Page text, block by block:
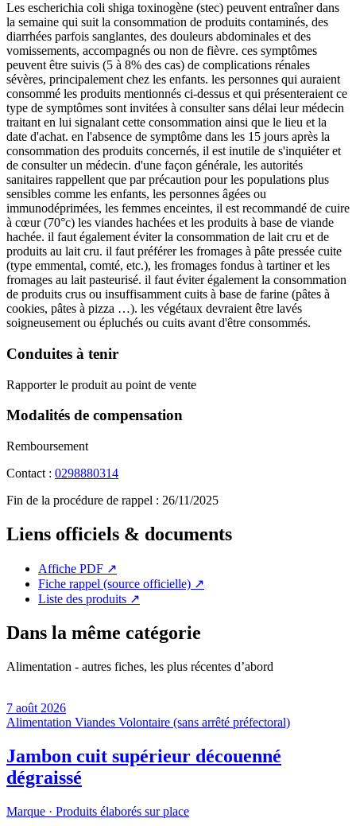
Les escherichia coli shiga toxinogène (stec) peuvent entraîner dans
la semaine qui suit la consommation de produits contaminés, des
diarrhées parfois sanglantes, des douleurs abdominales et des
vomissements, accompagnés ou non de fièvre. ces symptômes
peuvent être suivis (5 à 8% des cas) de complications rénales
sévères, principalement chez les enfants. les personnes qui auraient
consommé les produits mentionnés ci-dessus et qui présenteraient ce
type de symptômes sont invitées à consulter sans délai leur médecin
traitant en lui signalant cette consommation ainsi que le lieu et la
date d'achat. en l'absence de symptôme dans les 15 jours après la
consommation des produits concernés, il est inutile de s'inquiéter et
de consulter un médecin. d'une façon générale, les autorités
sanitaires rappellent que par précaution pour les populations plus
sensibles comme les enfants, les personnes âgées ou
immunodéprimées, les femmes enceintes, il est recommandé de cuire
à cœur (70°c) les viandes hachées et les produits à base de viande
hachée. il faut également éviter la consommation de lait cru et de
produits au lait cru. il faut préférer les fromages à pâte pressée cuite
(type emmental, comté, etc.), les fromages fondus à tartiner et les
fromages au lait pasteurisé. il faut éviter également la consommation
de produits crus ou insuffisamment cuits à base de farine (pâtes à
cookies, pâtes à pizza …). les végétaux devraient être lavés
soigneusement ou épluchés ou cuits avant d'être consommés.
Conduites à tenir
Rapporter le produit au point de vente
Modalités de compensation
Remboursement
Contact : 0298880314
Fin de la procédure de rappel : 26/11/2025
Liens officiels & documents
Affiche PDF ↗
Fiche rappel (source officielle) ↗
Liste des produits ↗
Dans la même catégorie
Alimentation - autres fiches, les plus récentes d’abord
7 août 2026
Alimentation Viandes Volontaire (sans arrêté préfectoral)
Jambon cuit supérieur découenné
dégraissé
Marque · Produits élaborés sur place